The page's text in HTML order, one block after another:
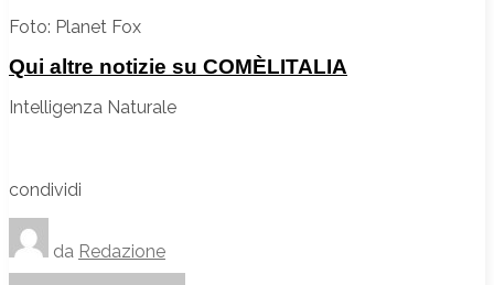
Foto: Planet Fox
Qui altre notizie su COMÈLITALIA
Intelligenza Naturale
condividi
da Redazione